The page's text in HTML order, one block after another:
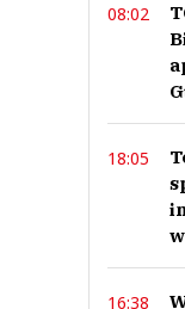
08:02
18:05
16:38